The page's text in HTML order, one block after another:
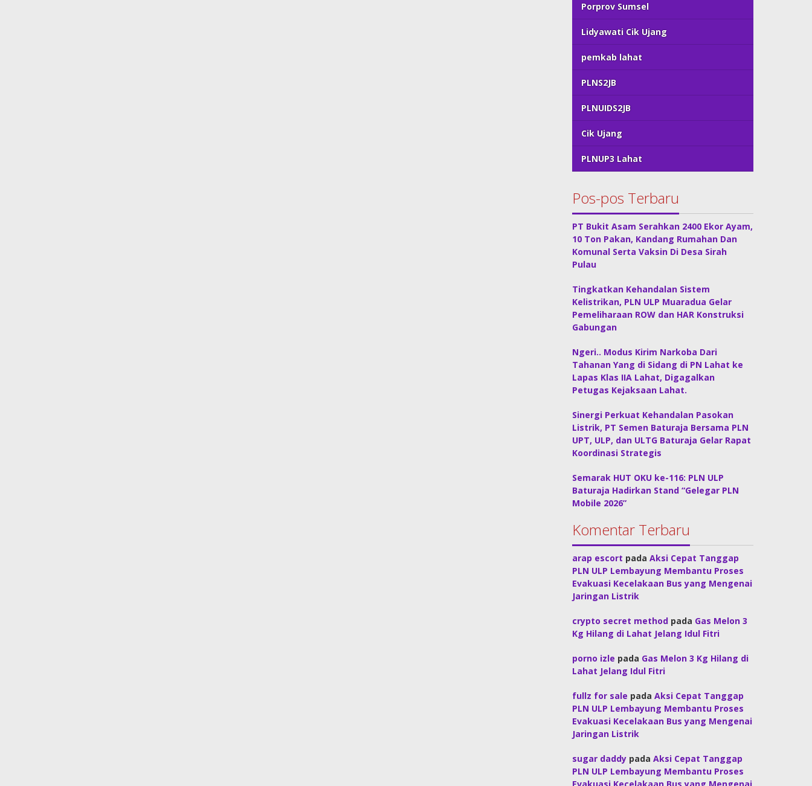
Porprov Sumsel
Lidyawati Cik Ujang
pemkab lahat
PLNS2JB
PLNUIDS2JB
Cik Ujang
PLNUP3 Lahat
Pos-pos Terbaru
PT Bukit Asam Serahkan 2400 Ekor Ayam,
10 Ton Pakan, Kandang Rumahan Dan
Komunal Serta Vaksin Di Desa Sirah
Pulau
Tingkatkan Kehandalan Sistem
Kelistrikan, PLN ULP Muaradua Gelar
Pemeliharaan ROW dan HAR Konstruksi
Gabungan
Ngeri.. Modus Kirim Narkoba Dari
Tahanan Yang di Sidang di PN Lahat ke
Lapas Klas IIA Lahat, Digagalkan
Petugas Kejaksaan Lahat.
Sinergi Perkuat Kehandalan Pasokan
Listrik, PT Semen Baturaja Bersama PLN
UPT, ULP, dan ULTG Baturaja Gelar Rapat
Koordinasi Strategis
Semarak HUT OKU ke-116: PLN ULP
Baturaja Hadirkan Stand “Gelegar PLN
Mobile 2026”
Komentar Terbaru
arap escort padaAksi Cepat Tanggap
PLN ULP Lembayung Membantu Proses
Evakuasi Kecelakaan Bus yang Mengenai
Jaringan Listrik
crypto secret method pada Gas Melon 3
Kg Hilang di Lahat Jelang Idul Fitri
porno izle pada Gas Melon 3 Kg Hilang di
Lahat Jelang Idul Fitri
fullz for sale padaAksi Cepat Tanggap
PLN ULP Lembayung Membantu Proses
Evakuasi Kecelakaan Bus yang Mengenai
Jaringan Listrik
sugar daddy padaAksi Cepat Tanggap
PLN ULP Lembayung Membantu Proses